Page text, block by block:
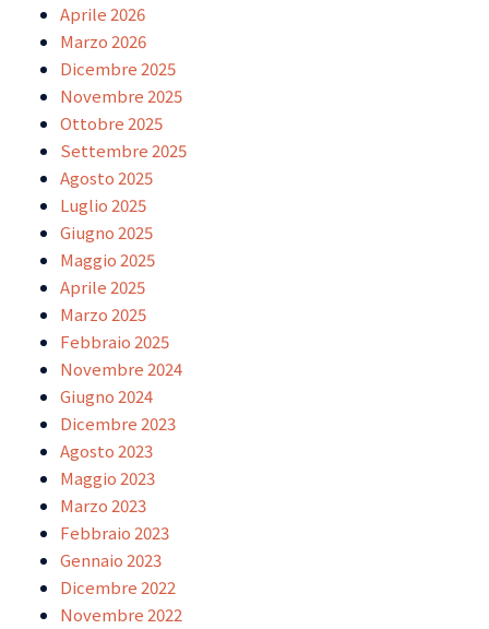
Aprile 2026
Marzo 2026
Dicembre 2025
Novembre 2025
Ottobre 2025
Settembre 2025
Agosto 2025
Luglio 2025
Giugno 2025
Maggio 2025
Aprile 2025
Marzo 2025
Febbraio 2025
Novembre 2024
Giugno 2024
Dicembre 2023
Agosto 2023
Maggio 2023
Marzo 2023
Febbraio 2023
Gennaio 2023
Dicembre 2022
Novembre 2022